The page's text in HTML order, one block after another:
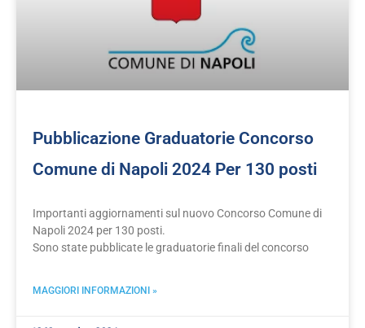
Pubblicazione Graduatorie Concorso
Comune di Napoli 2024 Per 130 posti
Importanti aggiornamenti sul nuovo Concorso Comune di
Napoli 2024 per 130 posti.
Sono state pubblicate le graduatorie finali del concorso
MAGGIORI INFORMAZIONI »